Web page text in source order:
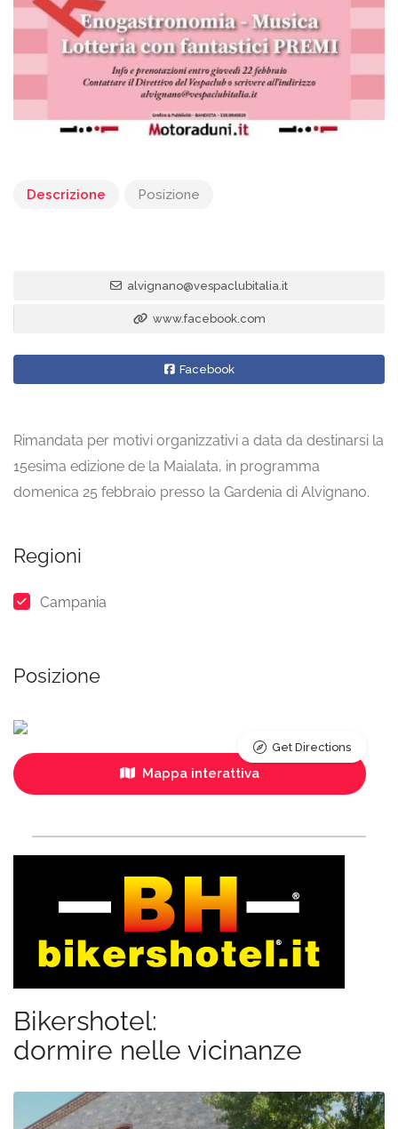
Descrizione Posizione
alvignano@vespaclubitalia.it
www.facebook.com
Facebook
Rimandata per motivi organizzativi a data da destinarsi la
15esima edizione de la Maialata, in programma
domenica 25 febbraio presso la Gardenia di Alvignano.
Regioni
Campania
Posizione
Mappa interattiva
Get Directions
Bikershotel:
dormire nelle vicinanze